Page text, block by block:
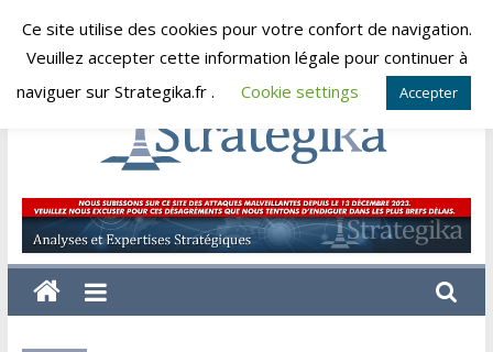
Skip
vendredi, août 7, 2026
Strategika
Expertise
et
Analyses
Ce site utilise des cookies pour votre confort de navigation.
Veuillez accepter cette information légale pour continuer à
naviguer sur Strategika.fr .
Cookie settings Accepter